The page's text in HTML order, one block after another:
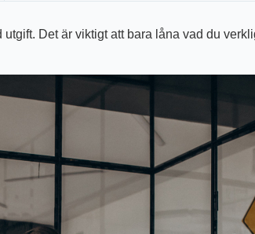
Det är viktigt att bara låna vad du